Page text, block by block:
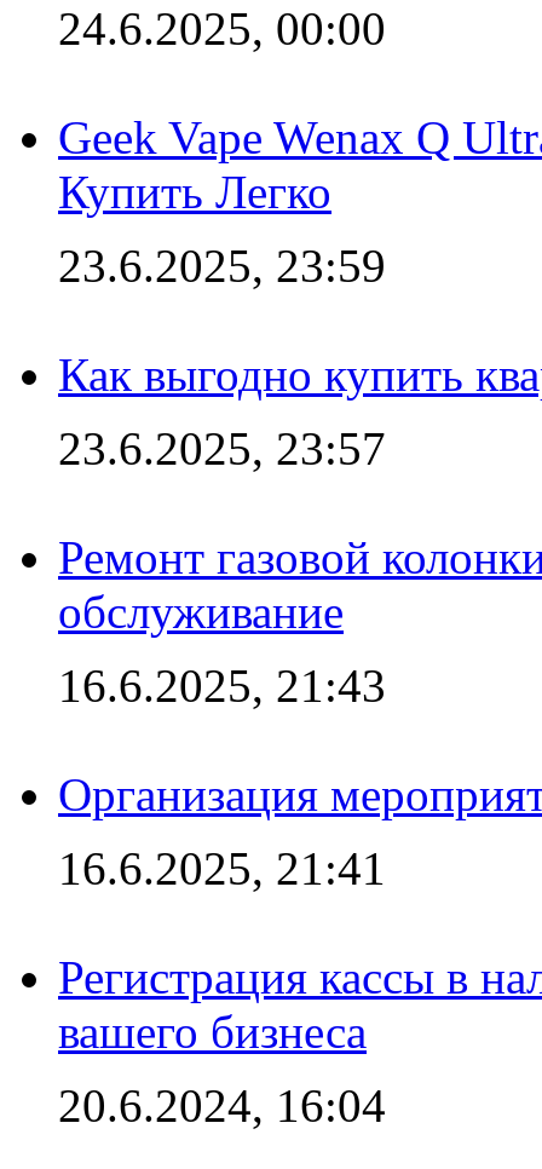
24.6.2025, 00:00
Geek Vape Wenax Q
Купить Легко
23.6.2025, 23:59
Как выгодно купить
23.6.2025, 23:57
Ремонт газовой
обслуживание
16.6.2025, 21:43
Организация
16.6.2025, 21:41
Регистрация кассы в
вашего бизнеса
20.6.2024, 16:04